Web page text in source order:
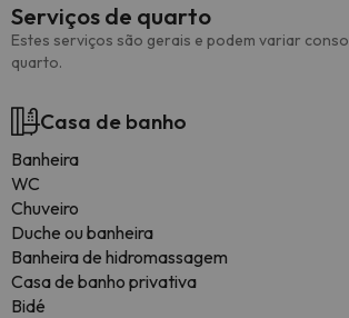
Serviços de quarto
Estes serviços são gerais e podem variar
quarto.
Casa de banho
Banheira
WC
Chuveiro
Duche ou banheira
Banheira de hidromassagem
Casa de banho privativa
Bidé